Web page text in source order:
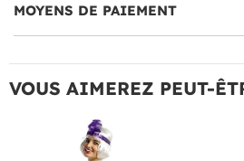
MOYENS DE PAIEMENT
VOUS AIMEREZ PEUT-